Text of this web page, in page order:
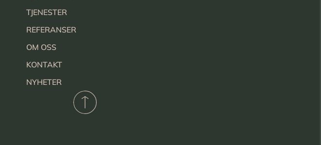
TJENESTER
REFERANSER
OM OSS
KONTAKT
NYHETER